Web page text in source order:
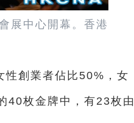
展中心開幕。香港
性創業者佔比50%，女
40枚金牌中，有23枚由